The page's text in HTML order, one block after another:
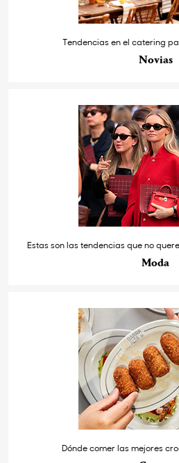
Tendencias en el catering
Novias
Estas son las tendencias que no
Moda
Dónde comer las mejores